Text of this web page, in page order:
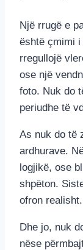
Një rrugë e
është çmimi i
rregullojë
ose një
foto. Nuk do
periudhe të
As nuk do të
ardhurave.
logjikë, ose
shpëton.
ofron realisht.
Dhe jo, nuk
nëse